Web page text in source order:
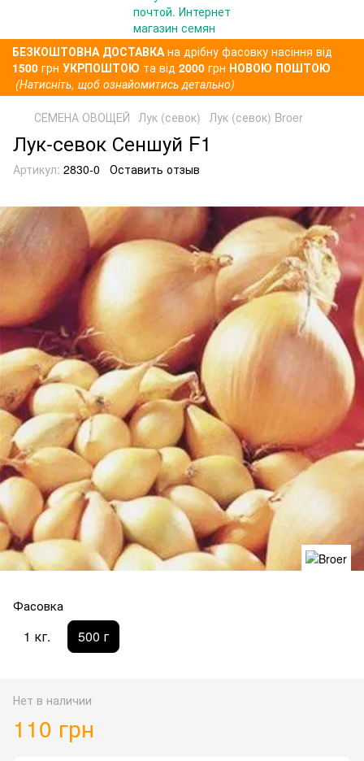
БЕЗКОШТОВНА ДОСТАВКАна дрібну фасовку насіння від
1500 грн УКРПОШТОЮ та від 2000 грн НОВОЮ ПОШТОЮ
(Натисніть, щоб ознайомитись детально)
СЕМЕНА ОВОЩЕЙ Лук (севок) Лук (севок) Broer
Лук-севок Сеншуй F1
Артикул: 2830-0 Оставить отзыв
Фасовка
1 кг. 500 г
Нет в наличии
110 грн